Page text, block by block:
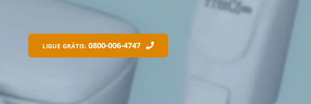
LIGUE GRÁTIS: 0800-006-4747